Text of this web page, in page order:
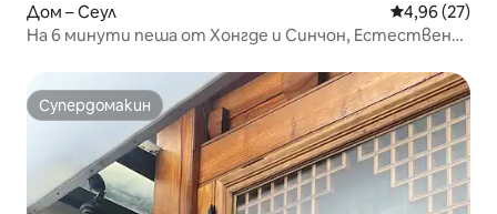
Дом – Сеул Средна
4,96 (27)
На 6 минути пеша от Хонгде и Синчон, Естествена
безплатен паркинг, нов строеж, Dyson
Супердомакин
Супердомакин